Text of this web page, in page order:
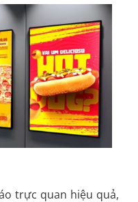
trực quan hiệu quả,